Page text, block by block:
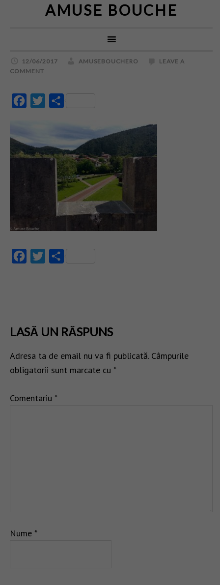
AMUSE BOUCHE
12/06/2017 AMUSEBOUCHERO
LEAVE A
COMMENT
FacebookTwitter
FacebookTwitter
LASĂ UN RĂSPUNS
Adresa ta de email nu va fi publicată. Câmpurile
obligatorii sunt marcate cu *
Comentariu *
Nume *